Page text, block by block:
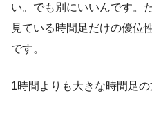
い。でも別にいいんです。
見ている時間足だけの優位
です。
1時間よりも大きな時間足